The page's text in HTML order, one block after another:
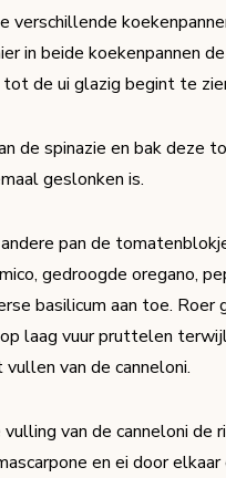
verschillende
in beide koekenpannen
de ui glazig begint te
de spinazie en bak deze
geslonken is.
pan de
gedroogde oregano,
basilicum aan toe. Roer
laag vuur pruttelen
van de canneloni.
van de canneloni de
en ei door